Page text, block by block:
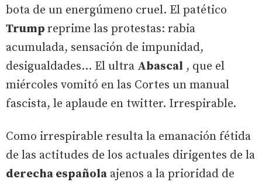
bota de un energúmeno cruel. El patético
Trump reprime las protestas: rabia
acumulada, sensación de impunidad,
desigualdades… El ultra Abascal , que el
miércoles vomitó en las Cortes un manual
fascista, le aplaude en twitter. Irrespirable.
Como irrespirable resulta la emanación fétida
de las actitudes de los actuales dirigentes de la
derecha española ajenos a la prioridad de